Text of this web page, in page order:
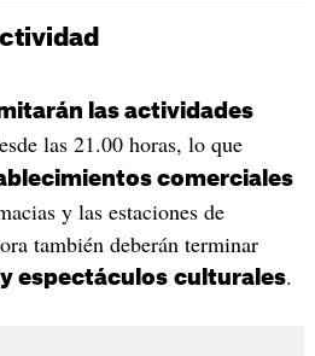
las actividades
las 21.00 horas, lo que
comerciales
y las estaciones de
también deberán terminar
espectáculos culturales.